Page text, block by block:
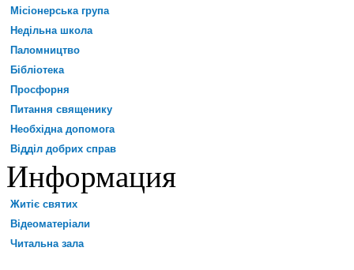
Місіонерська група
Недільна школа
Паломництво
Бібліотека
Просфорня
Питання священику
Необхідна допомога
Відділ добрих справ
Информация
Житіє святих
Відеоматеріали
Читальна зала